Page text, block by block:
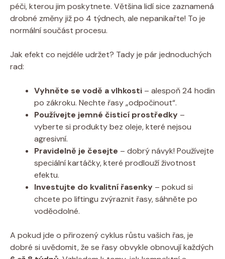
péči, kterou jim poskytnete. Většina lidí sice zaznamená
drobné změny již po 4 týdnech, ale nepanikařte! To je
normální součást procesu.
Jak efekt co nejdéle udržet? Tady je pár jednoduchých
rad:
Vyhněte se vodě a vlhkosti – alespoň 24 hodin
po zákroku. Nechte řasy „odpočinout“.
Používejte jemné čisticí prostředky –
vyberte si produkty bez oleje, které nejsou
agresivní.
Pravidelně je česejte – dobrý návyk! Používejte
speciální kartáčky, které prodlouží životnost
efektu.
Investujte do kvalitní řasenky – pokud si
chcete po liftingu zvýraznit řasy, sáhněte po
voděodolné.
A pokud jde o přirozený cyklus růstu vašich řas, je
dobré si uvědomit, že se řasy obvykle obnovují každých